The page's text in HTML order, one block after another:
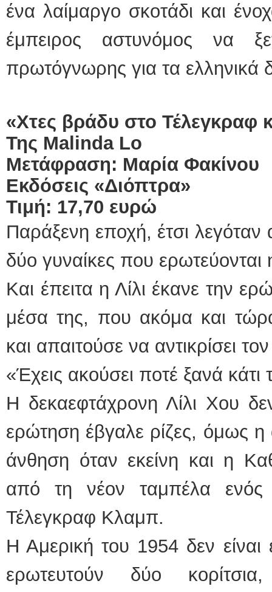
ένα λαίμαργο σκοτάδι και
έμπειρος αστυνόμος να
πρωτόγνωρης για τα ελληνικά
«Χτες βράδυ στο Τέλεγκραφ
Της Malinda Lo
Μετάφραση: Μαρία Φακίνου
Εκδόσεις «Διόπτρα»
Τιμή: 17,70 ευρώ
Παράξενη εποχή, έτσι λεγόταν
δύο γυναίκες που ερωτεύονται
Και έπειτα η Λίλι έκανε την
μέσα της, που ακόμα και
και απαιτούσε να αντικρίσει
«Έχεις ακούσει ποτέ ξανά κάτι
Η δεκαεφτάχρονη Λίλι Χου
ερώτηση έβγαλε ρίζες, όμως
άνθηση όταν εκείνη και η
από τη νέον ταμπέλα
Τέλεγκραφ Κλαμπ.
Η Αμερική του 1954 δεν
ερωτευτούν δύο